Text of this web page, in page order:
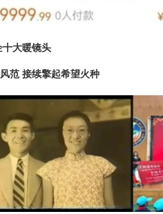
大暖镜头
范 接续擎起希望火种